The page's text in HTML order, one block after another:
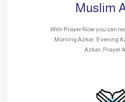
Muslim
With Prayer Now you can
Morning Azkar, Evening
Azkar, Prayer